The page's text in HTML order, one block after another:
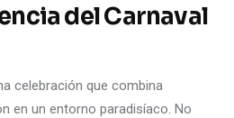
del Carnaval
celebración que combina
en un entorno paradisíaco. No